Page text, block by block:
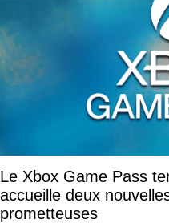
Le Xbox Game Pass
accueille deux
prometteuses